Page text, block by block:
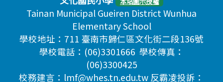
Tainan Municipal Gueiren District Wunhua
Elementary School
學校地址：711 臺南市歸仁區文化街二段136號
學校電話：(06)3301666 學校傳真：
(06)3300425
校務建言：lmf@whes.tn.edu.tw 反霸凌投訴：